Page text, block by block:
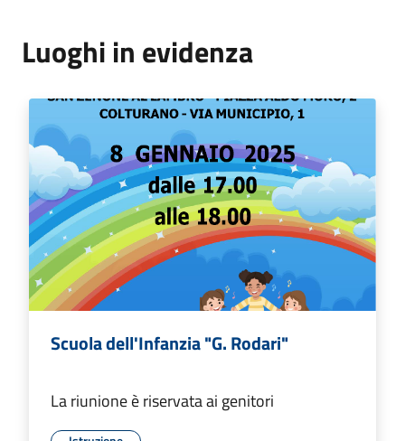
Luoghi in evidenza
Scuola dell'Infanzia "G. Rodari"
La riunione è riservata ai genitori